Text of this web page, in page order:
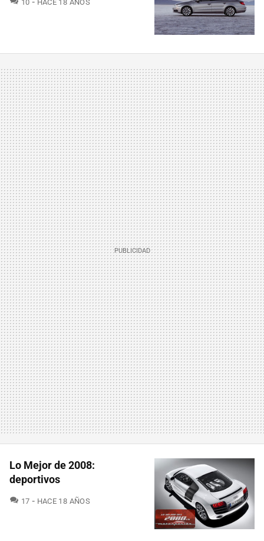
10 HACE 18 AÑOS
Lo Mejor de 2008:
deportivos
17 COMENTARIOS
HACE 18 AÑOS